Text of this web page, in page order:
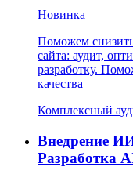
Новинка
Поможем
сайта: аудит,
разработку.
качества
Комплексный
Внедрение
Разработка